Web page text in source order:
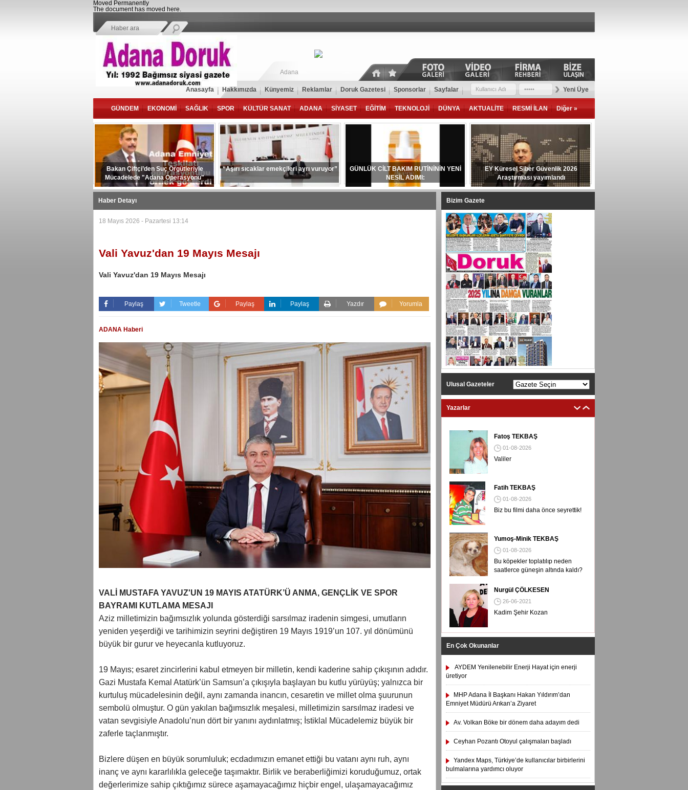
Moved Permanently
The document has moved here.
Adana
Anasayfa Hakkımızda Künyemiz Reklamlar Doruk Gazetesi Sponsorlar Sayfalar Yeni Üye
GÜNDEM EKONOMİ SAĞLIK SPOR KÜLTÜR SANAT ADANA SİYASET EĞİTİM TEKNOLOJİ DÜNYA AKTUALİTE RESMİ İLAN Diğer »
Bakan Çiftçi’den Suç Örgütleriyle
Mücadelede "Adana Operasyonu"
Vurgusu
“Aşırı sıcaklar emekçileri ayrı vuruyor”
GÜNLÜK CİLT BAKIM RUTİNİNİN YENİ
NESİL ADIMI:
EY Küresel Siber Güvenlik 2026
Araştırması yayımlandı
Haber Detayı
18 Mayıs 2026 - Pazartesi 13:14
Vali Yavuz'dan 19 Mayıs Mesajı
Vali Yavuz'dan 19 Mayıs Mesajı
Paylaş Tweetle Paylaş Paylaş Yazdır Yorumla
ADANA Haberi
VALİ MUSTAFA YAVUZ'UN 19 MAYIS ATATÜRK’Ü ANMA, GENÇLİK VE SPOR
BAYRAMI KUTLAMA MESAJI
Aziz milletimizin bağımsızlık yolunda gösterdiği sarsılmaz iradenin simgesi, umutların
yeniden yeşerdiği ve tarihimizin seyrini değiştiren 19 Mayıs 1919’un 107. yıl dönümünü
büyük bir gurur ve heyecanla kutluyoruz.
19 Mayıs; esaret zincirlerini kabul etmeyen bir milletin, kendi kaderine sahip çıkışının adıdır.
Gazi Mustafa Kemal Atatürk’ün Samsun’a çıkışıyla başlayan bu kutlu yürüyüş; yalnızca bir
kurtuluş mücadelesinin değil, aynı zamanda inancın, cesaretin ve millet olma şuurunun
sembolü olmuştur. O gün yakılan bağımsızlık meşalesi, milletimizin sarsılmaz iradesi ve
vatan sevgisiyle Anadolu’nun dört bir yanını aydınlatmış; İstiklal Mücadelemiz büyük bir
zaferle taçlanmıştır.
Bizlere düşen en büyük sorumluluk; ecdadımızın emanet ettiği bu vatanı aynı ruh, aynı
inanç ve aynı kararlılıkla geleceğe taşımaktır. Birlik ve beraberliğimizi koruduğumuz, ortak
değerlerimize sahip çıktığımız sürece aşamayacağımız hiçbir engel, ulaşamayacağımız
Bizim Gazete
Ulusal Gazeteler
Yazarlar
Fatoş TEKBAŞ
01-08-2026
Valiler
Fatih TEKBAŞ
01-08-2026
Biz bu filmi daha önce seyrettik!
Yumoş-Minik TEKBAŞ
01-08-2026
Bu köpekler toplatılıp neden
saatlerce güneşin altında kaldı?
Nurgül ÇÖLKESEN
26-06-2021
Kadim Şehir Kozan
En Çok Okunanlar
AYDEM Yenilenebilir Enerji Hayat için enerji
üretiyor
MHP Adana İl Başkanı Hakan Yıldırım’dan
Emniyet Müdürü Arıkan’a Ziyaret
Av. Volkan Böke bir dönem daha adayım dedi
Ceyhan Pozantı Otoyul çalışmaları başladı
Yandex Maps, Türkiye’de kullanıcılar birbirlerini
bulmalarına yardımcı oluyor